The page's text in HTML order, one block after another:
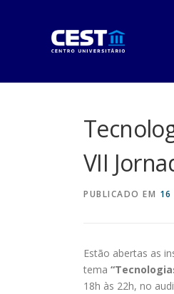
VII
PUBLICADO EM 16
Estão abertas as
tema
18h às 22h, no